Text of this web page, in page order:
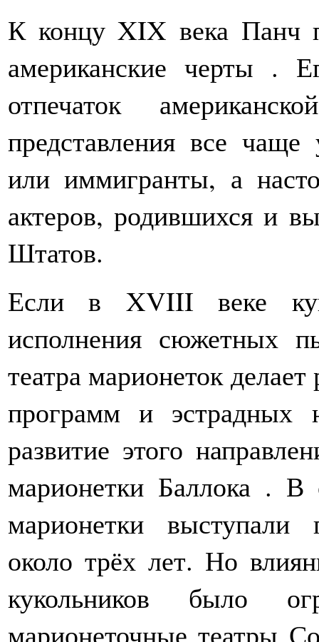
К концу XIX века Панч
американские черты .
отпечаток
представления все
или иммигранты, а
актеров, родившихся и
Штатов.
Если в XVIII веке
исполнения сюжетных
театра марионеток
программ и эстрадных
развитие этого
марионетки Баллока . В
марионетки выступали
около трёх лет. Но
кукольников было
марионеточные театры